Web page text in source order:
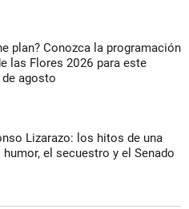
plan? Conozca la programación
las Flores 2026 para este
agosto
Lizarazo: los hitos de una
humor, el secuestro y el Senado